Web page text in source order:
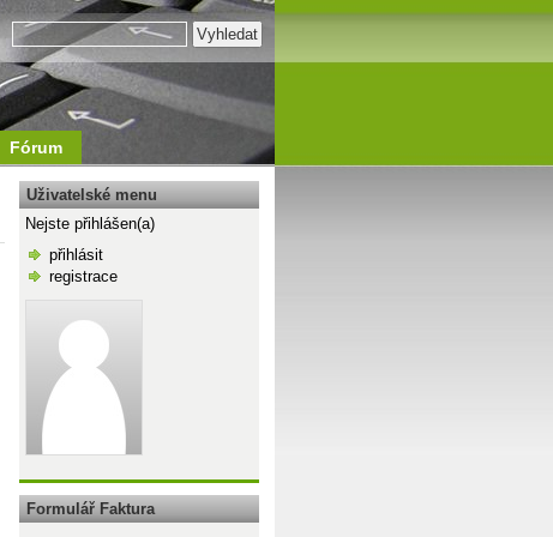
Fórum
Uživatelské menu
Nejste přihlášen(a)
přihlásit
registrace
Formulář Faktura